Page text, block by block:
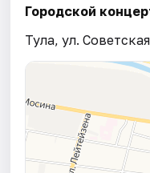
Городской
Тула, ул.